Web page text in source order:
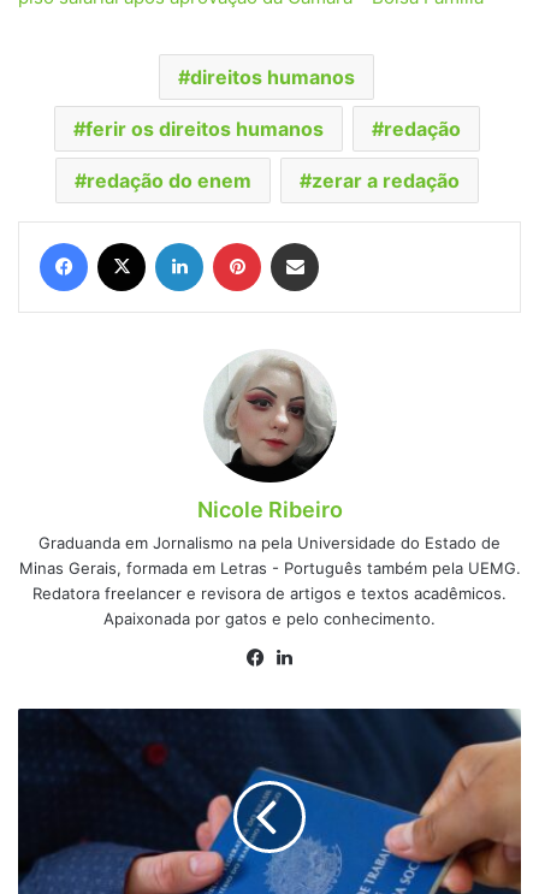
direitos humanos
ferir os direitos humanos redação
redação do enem zerar a redação
Facebook Linkedin Pinterest
Nicole Ribeiro
Graduanda em Jornalismo na pela Universidade do Estado de
Minas Gerais, formada em Letras - Português também pela UEMG.
Redatora freelancer e revisora de artigos e textos acadêmicos.
Apaixonada por gatos e pelo conhecimento.
Facebook
profissionais
trabalharem